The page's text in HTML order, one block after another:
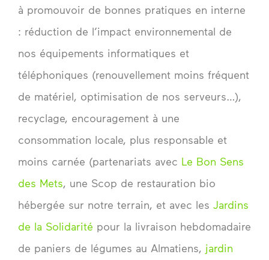
à promouvoir de bonnes pratiques en interne
: réduction de l’impact environnemental de
nos équipements informatiques et
téléphoniques (renouvellement moins fréquent
de matériel, optimisation de nos serveurs…),
recyclage, encouragement à une
consommation locale, plus responsable et
moins carnée (partenariats avec Le Bon Sens
des Mets, une Scop de restauration bio
hébergée sur notre terrain, et avec les Jardins
de la Solidarité pour la livraison hebdomadaire
de paniers de légumes au Almatiens, jardin